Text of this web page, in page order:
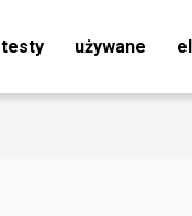
testy używane